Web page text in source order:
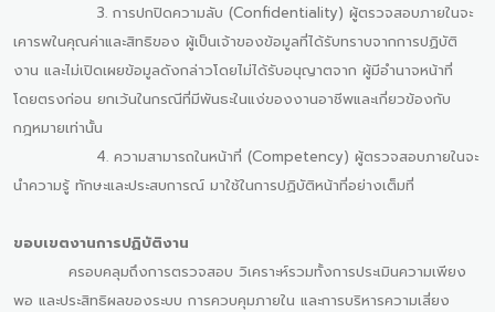
3. การปกปิดความลับ (Confidentiality) ผู้ตรวจสอบภายในจะ
เคารพในคุณค่าและสิทธิของ ผู้เป็นเจ้าของข้อมูลที่ได้รับทราบจากการปฏิบัติ
งาน และไม่เปิดเผยข้อมูลดังกล่าวโดยไม่ได้รับอนุญาตจาก ผู้มีอำนาจหน้าที่
โดยตรงก่อน ยกเว้นในกรณีที่มีพันธะในแง่ของงานอาชีพและเกี่ยวข้องกับ
กฎหมายเท่านั้น
4. ความสามารถในหน้าที่ (Competency) ผู้ตรวจสอบภายในจะ
นำความรู้ ทักษะและประสบการณ์ มาใช้ในการปฏิบัติหน้าที่อย่างเต็มที่
ขอบเขตงานการปฏิบัติงาน
ครอบคลุมถึงการตรวจสอบ วิเคราะห์รวมทั้งการประเมินความเพียง
พอ และประสิทธิผลของระบบ การควบคุมภายใน และการบริหารความเสี่ยง